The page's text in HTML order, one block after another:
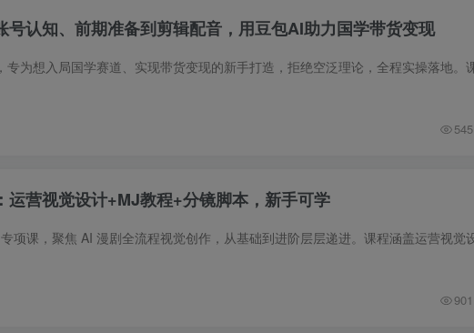
号认知、前期准备到剪辑配音，用豆包AI助力国学带货变现
545
运营视觉设计+MJ教程+分镜脚本，新手可学
901